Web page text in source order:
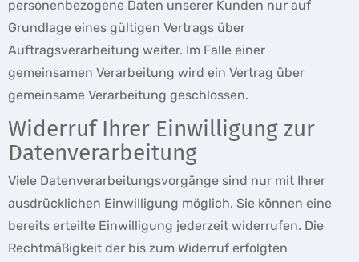
personenbezogene Daten unserer Kunden nur auf
Grundlage eines gültigen Vertrags über
Auftragsverarbeitung weiter. Im Falle einer
gemeinsamen Verarbeitung wird ein Vertrag über
gemeinsame Verarbeitung geschlossen.
Widerruf Ihrer Einwilligung zur
Datenverarbeitung
Viele Datenverarbeitungsvorgänge sind nur mit Ihrer
ausdrücklichen Einwilligung möglich. Sie können eine
bereits erteilte Einwilligung jederzeit widerrufen. Die
Rechtmäßigkeit der bis zum Widerruf erfolgten